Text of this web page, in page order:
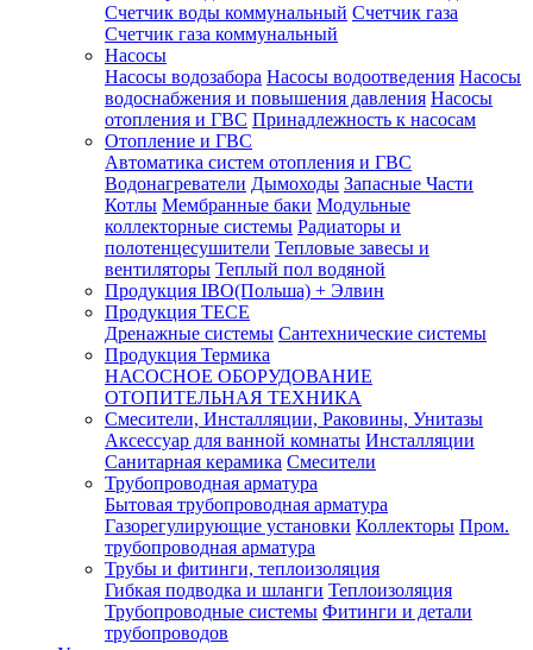
Счетчик воды коммунальный Счетчик газа
Счетчик газа коммунальный
Насосы
Насосы водозабора Насосы водоотведения Насосы
водоснабжения и повышения давления Насосы
отопления и ГВС Принадлежность к насосам
Отопление и ГВС
Автоматика систем отопления и ГВС
Водонагреватели Дымоходы Запасные Части
Котлы Мембранные баки Модульные
коллекторные системы Радиаторы и
полотенцесушители Тепловые завесы и
вентиляторы Теплый пол водяной
Продукция IBO(Польша) + Элвин
Продукция TECE
Дренажные системы Сантехнические системы
Продукция Термика
НАСОСНОЕ ОБОРУДОВАНИЕ
ОТОПИТЕЛЬНАЯ ТЕХНИКА
Смесители, Инсталляции, Раковины, Унитазы
Аксессуар для ванной комнаты Инсталляции
Санитарная керамика Смесители
Трубопроводная арматура
Бытовая трубопроводная арматура
Газорегулирующие установки Коллекторы Пром.
трубопроводная арматура
Трубы и фитинги, теплоизоляция
Гибкая подводка и шланги Теплоизоляция
Трубопроводные системы Фитинги и детали
трубопроводов